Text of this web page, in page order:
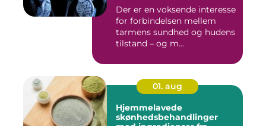
Der er en voksende interesse
for forbindelsen mellem
tarmens sundhed og hudens
tilstand – og m...
01. aug
Hjemmelavede
skønhedsbehandlinger